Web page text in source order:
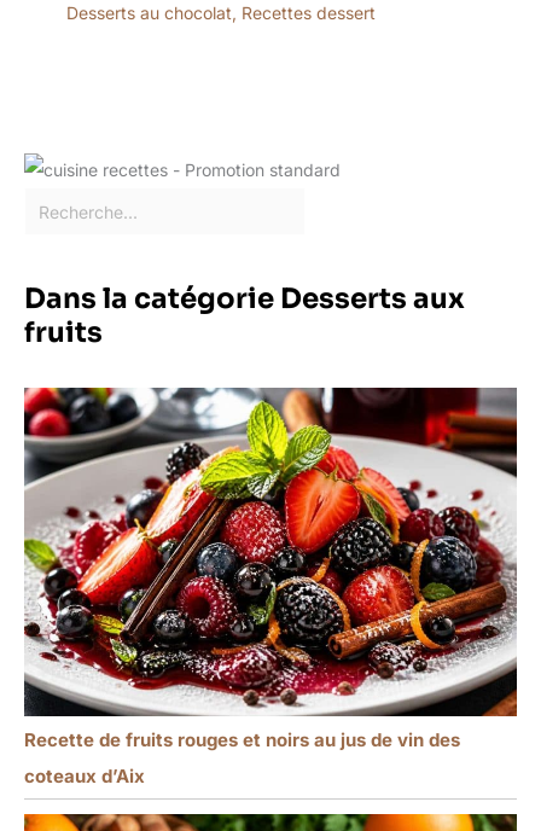
Desserts au chocolat, Recettes dessert
Dans la catégorie Desserts aux
fruits
Recette de fruits rouges et noirs au jus de vin des
coteaux d’Aix